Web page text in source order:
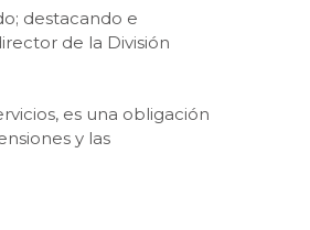
destacando e
de la División
es una obligación
y las